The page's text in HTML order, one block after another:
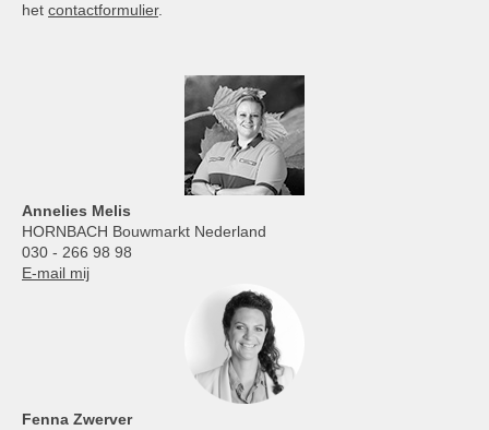
het contactformulier.
Annelies Melis
HORNBACH Bouwmarkt Nederland
030 - 266 98 98
E-mail mij
Fenna Zwerver